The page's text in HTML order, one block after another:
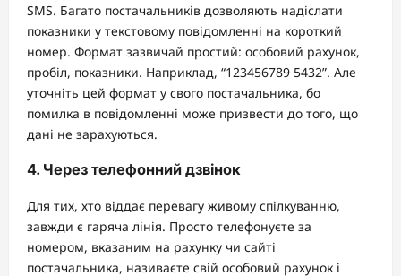
SMS. Багато постачальників дозволяють надіслати
показники у текстовому повідомленні на короткий
номер. Формат зазвичай простий: особовий рахунок,
пробіл, показники. Наприклад, “123456789 5432”. Але
уточніть цей формат у свого постачальника, бо
помилка в повідомленні може призвести до того, що
дані не зарахуються.
4. Через телефонний дзвінок
Для тих, хто віддає перевагу живому спілкуванню,
завжди є гаряча лінія. Просто телефонуєте за
номером, вказаним на рахунку чи сайті
постачальника, називаєте свій особовий рахунок і